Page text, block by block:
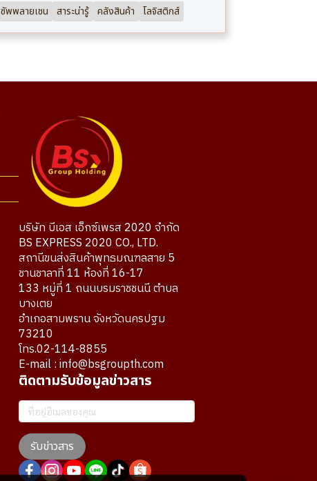
ซัพพลายเชน สาระน่ารู้ คลังสินค้า โลจิสติกส์
บริษัท บีเอส เอ็กซ์เพรส 2020 จำกัด
BS EXPRESS 2020 CO., LTD.
สถานีขนส่งสินค้าพุทธมณฑลสาย 5
ชานชาลาที่ 11 ห้องที่ 16-17
133 หมู่ที่ 1 ถนนบรมราชชนนี ตำบล
บางเตย
อำเภอสามพราน จังหวัดนครปฐม
73210
โทร.02-114-8855
E-mail : info@bsgroupth.com
ติดตามรับข้อมูลข่าวสาร
รับข่าวสาร